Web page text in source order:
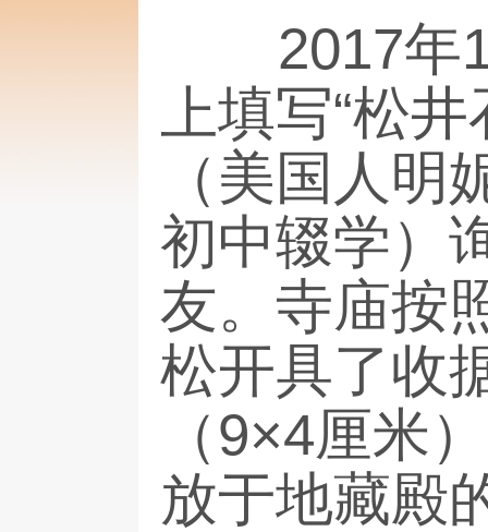
2017年12
上填写“松
（美国人
初中辍学）
友。寺庙按
松开具了收
（9×4厘米
放于地藏殿